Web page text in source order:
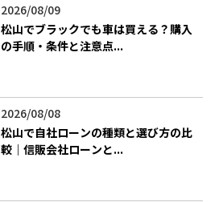
2026/08/09
松山でブラックでも車は買える？購入
の手順・条件と注意点...
2026/08/08
松山で自社ローンの種類と選び方の比
較｜信販会社ローンと...